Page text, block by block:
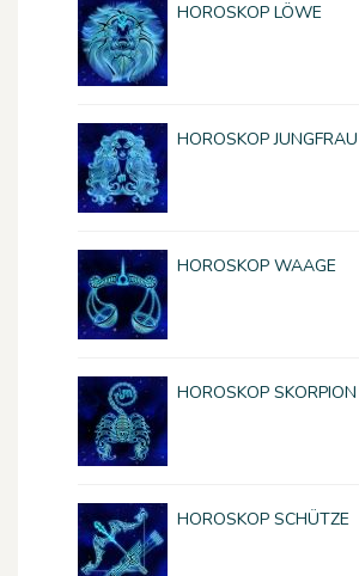
HOROSKOP LÖWE
HOROSKOP JUNGFRAU
HOROSKOP WAAGE
HOROSKOP SKORPION
HOROSKOP SCHÜTZE